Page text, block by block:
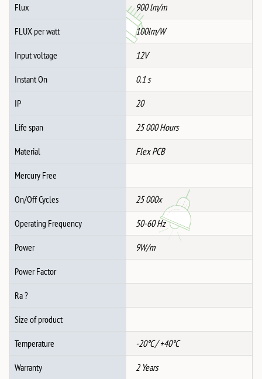
Flux 900 lm/m
FLUX per watt 100lm/W
Input voltage 12V
Instant On 0.1 s
IP 20
Life span 25 000 Hours
Material Flex PCB
Mercury Free
On/Off Cycles 25 000x
Operating Frequency 50-60 Hz
Power 9W/m
Power Factor
Ra ?
Size of product
Temperature -20°C / +40°C
Warranty 2 Years